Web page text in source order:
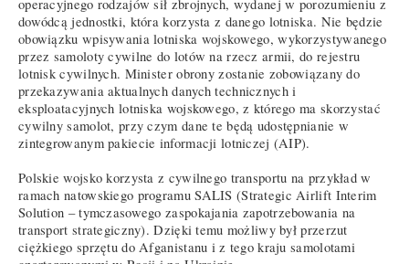
operacyjnego rodzajów sił zbrojnych, wydanej w porozumieniu z
dowódcą jednostki, która korzysta z danego lotniska. Nie będzie
obowiązku wpisywania lotniska wojskowego, wykorzystywanego
przez samoloty cywilne do lotów na rzecz armii, do rejestru
lotnisk cywilnych. Minister obrony zostanie zobowiązany do
przekazywania aktualnych danych technicznych i
eksploatacyjnych lotniska wojskowego, z którego ma skorzystać
cywilny samolot, przy czym dane te będą udostępnianie w
zintegrowanym pakiecie informacji lotniczej (AIP).
Polskie wojsko korzysta z cywilnego transportu na przykład w
ramach natowskiego programu SALIS (Strategic Airlift Interim
Solution – tymczasowego zaspokajania zapotrzebowania na
transport strategiczny). Dzięki temu możliwy był przerzut
ciężkiego sprzętu do Afganistanu i z tego kraju samolotami